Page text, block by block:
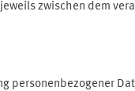
zwischen dem
personenbezogener